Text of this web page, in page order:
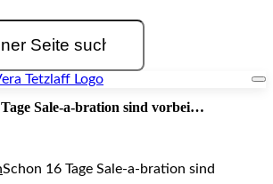
Tage Sale-a-bration sind vorbei…
Schon 16 Tage Sale-a-bration sind